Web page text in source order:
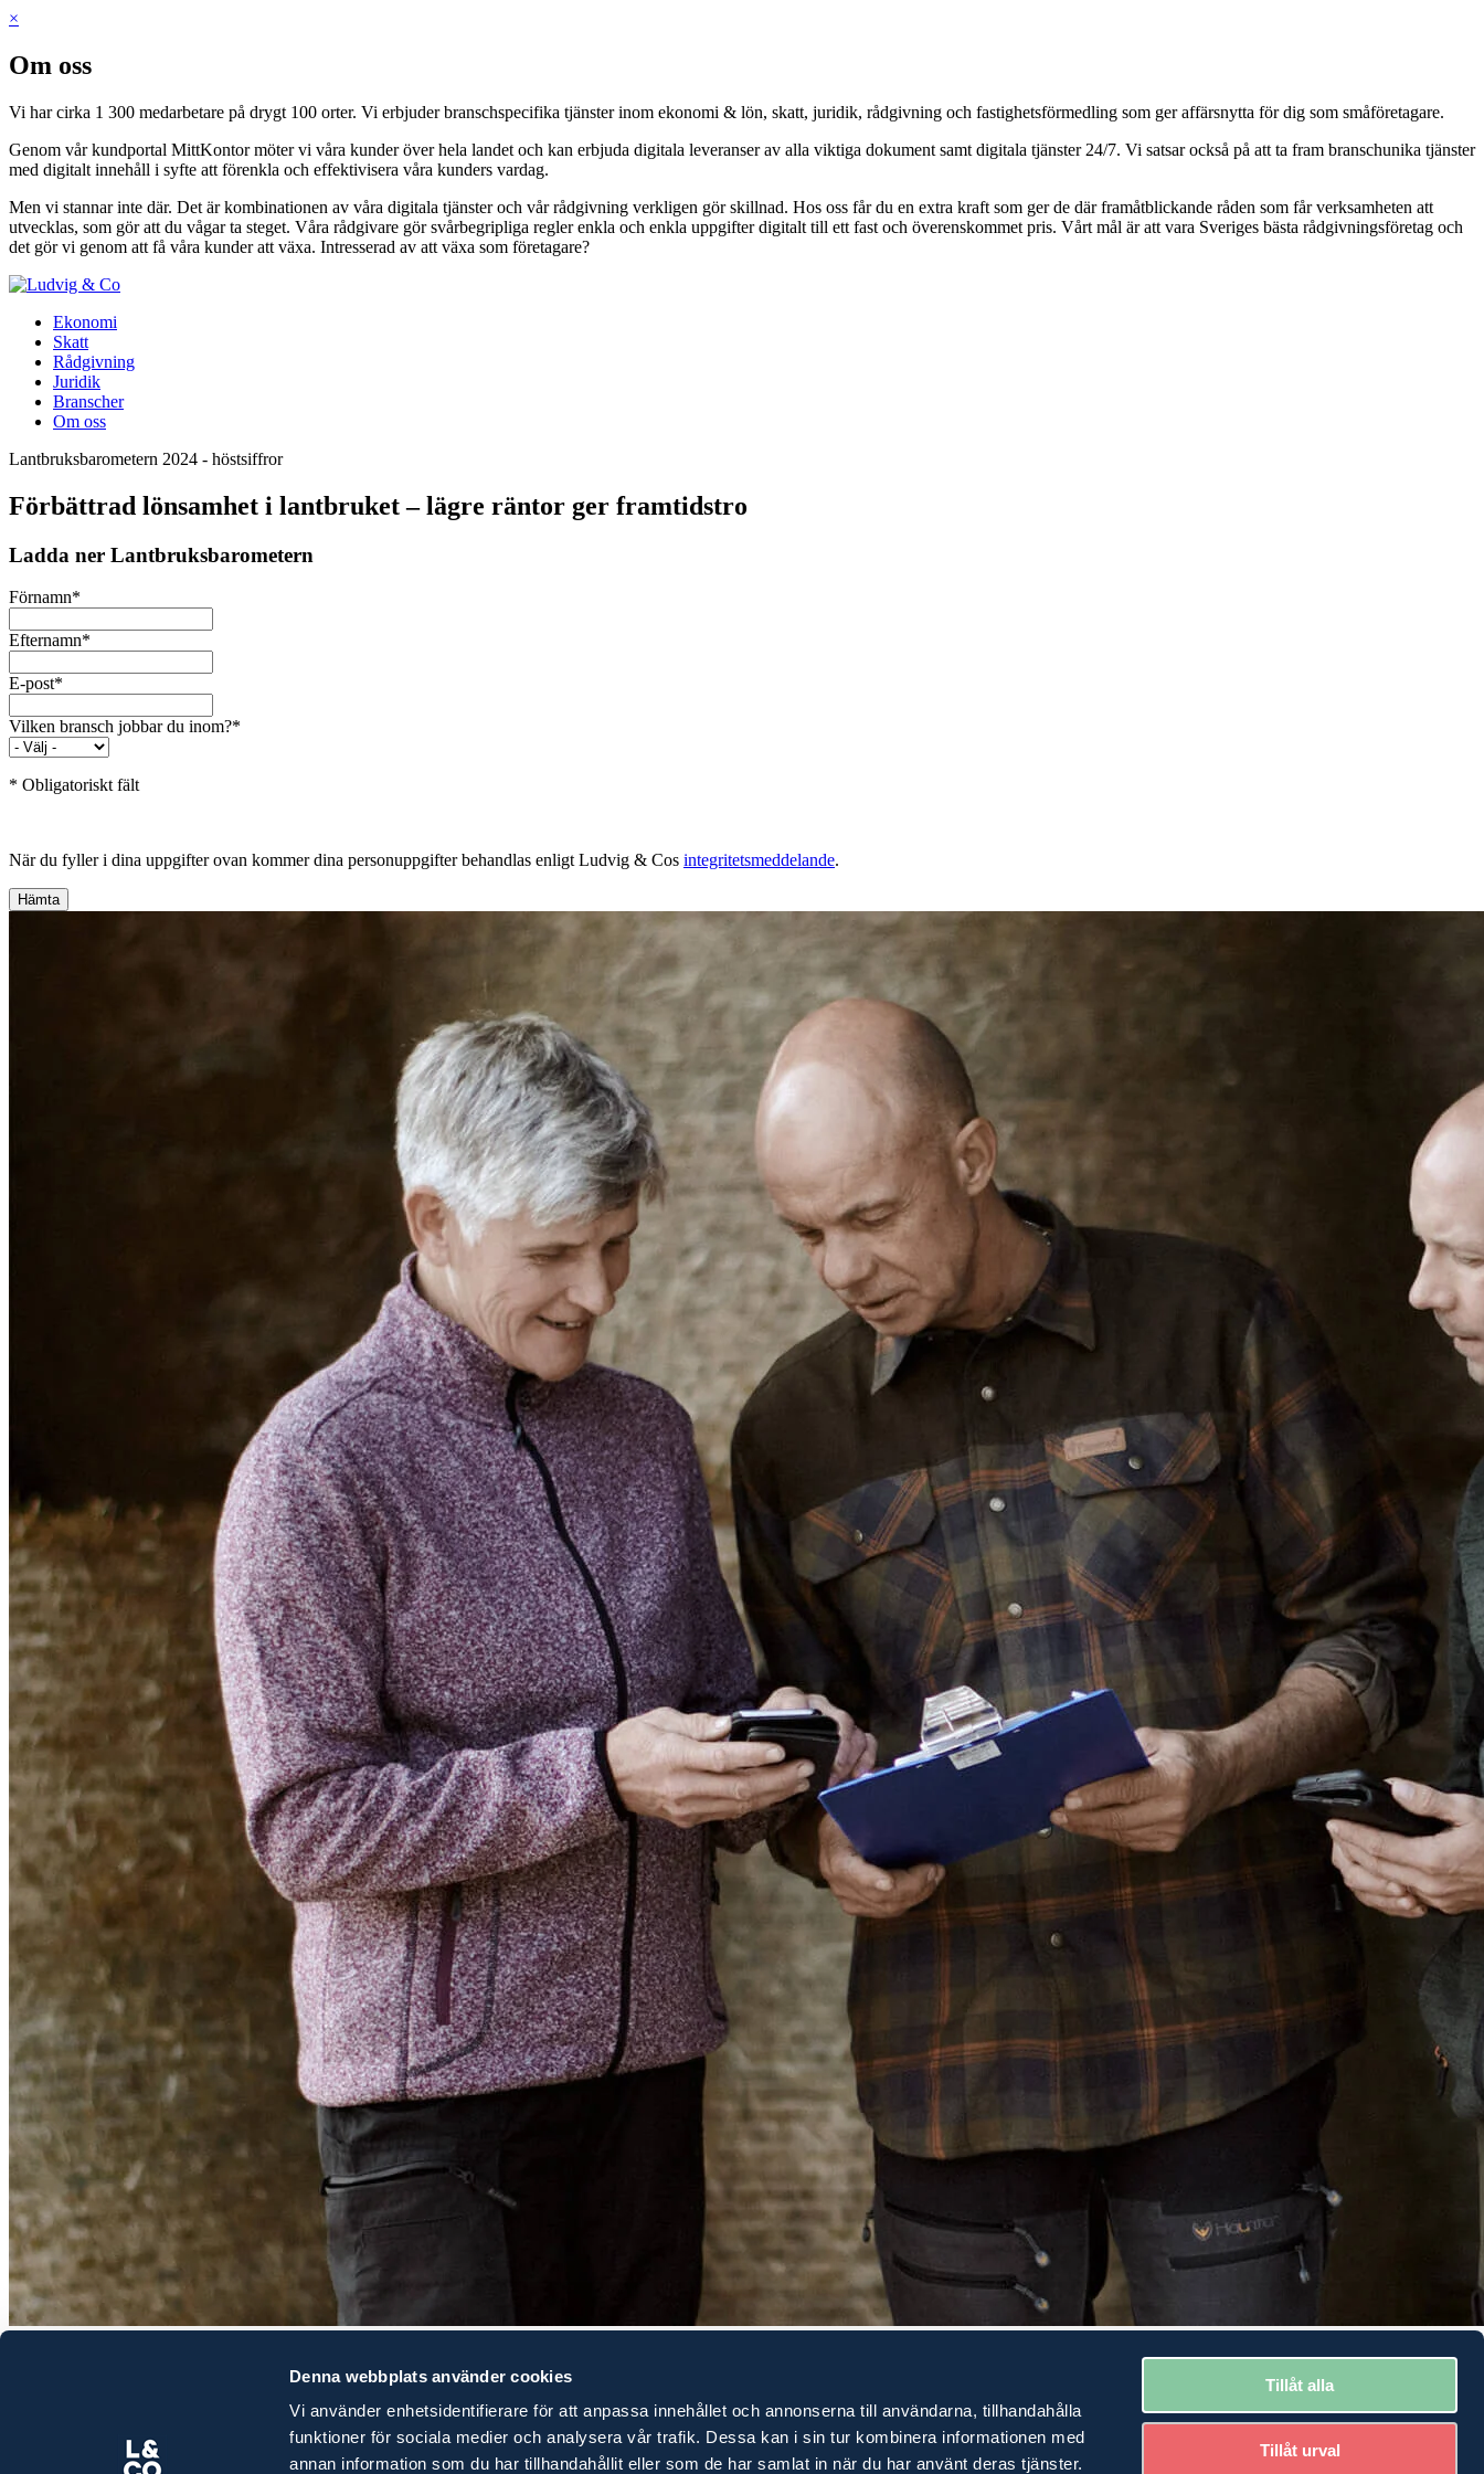
Denna webbplats använder cookies
Vi använder enhetsidentifierare för att anpassa innehållet och annonserna till användarna, tillhandahålla
funktioner för sociala medier och analysera vår trafik. Dessa kan i sin tur kombinera informationen med
annan information som du har tillhandahållit eller som de har samlat in när du har använt deras tjänster.
Tillåt alla
Tillåt urval
×
Om oss
Vi har cirka 1 300 medarbetare på drygt 100 orter. Vi erbjuder branschspecifika tjänster inom ekonomi & lön, skatt, juridik, rådgivning och fastighetsförmedling som ger affärsnytta för dig som småföretagare.
Genom vår kundportal MittKontor möter vi våra kunder över hela landet och kan erbjuda digitala leveranser av alla viktiga dokument samt digitala tjänster 24/7. Vi satsar också på att ta fram branschunika tjänster
med digitalt innehåll i syfte att förenkla och effektivisera våra kunders vardag.
Men vi stannar inte där. Det är kombinationen av våra digitala tjänster och vår rådgivning verkligen gör skillnad. Hos oss får du en extra kraft som ger de där framåtblickande råden som får verksamheten att
utvecklas, som gör att du vågar ta steget. Våra rådgivare gör svårbegripliga regler enkla och enkla uppgifter digitalt till ett fast och överenskommet pris. Vårt mål är att vara Sveriges bästa rådgivningsföretag och
det gör vi genom att få våra kunder att växa. Intresserad av att växa som företagare?
Ekonomi
Skatt
Rådgivning
Juridik
Branscher
Om oss
Lantbruksbarometern 2024 - höstsiffror
Förbättrad lönsamhet i lantbruket – lägre räntor ger framtidstro
Ladda ner Lantbruksbarometern
Förnamn*
Efternamn*
E-post*
Vilken bransch jobbar du inom?*
* Obligatoriskt fält
När du fyller i dina uppgifter ovan kommer dina personuppgifter behandlas enligt Ludvig & Cos integritetsmeddelande.
De svenska lantbrukarna upplever en bättre lönsamhet än i våras, och tror också på ytterligare förbättringar när de blickar framåt. Sjunkande räntor och förväntningar om fler räntesänkningar
har bidragit till den ökade optimismen. Samtidigt är det ett trendbrott i lantbruksföretagens skuldsättning som nu minskar för första gången under 2000-talet. Det visar höstens
Ladda ner Lantbruksbarometern 2024 höst och läs mer om: